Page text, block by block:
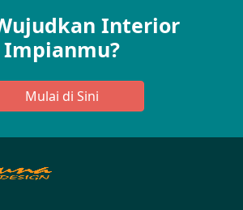
Interior
Impianmu?
Mulai di Sini